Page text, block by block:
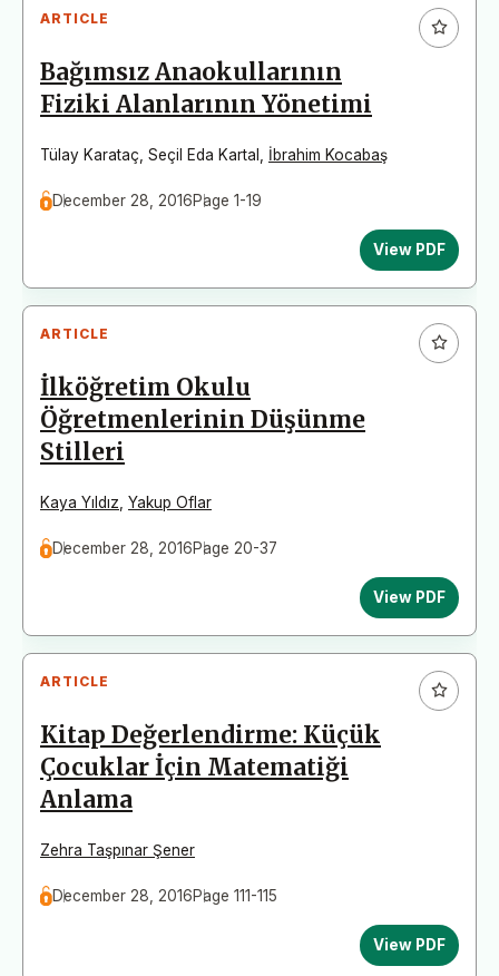
ARTICLE
Bağımsız Anaokullarının
Fiziki Alanlarının Yönetimi
Tülay Karataç Seçil Eda Kartal İbrahim Kocabaş
December 28, 2016Page 1-19
View PDF
ARTICLE
İlköğretim Okulu
Öğretmenlerinin Düşünme
Stilleri
Kaya Yıldız Yakup Oflar
December 28, 2016Page 20-37
View PDF
ARTICLE
Kitap Değerlendirme: Küçük
Çocuklar İçin Matematiği
Anlama
Zehra Taşpınar Şener
December 28, 2016Page 111-115
View PDF